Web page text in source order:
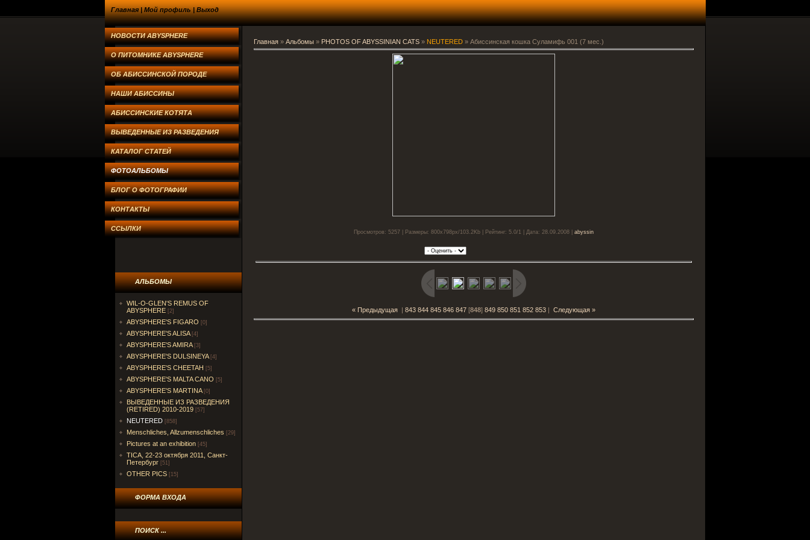
Главная|Мой профиль|Выход
НОВОСТИ ABYSPHERE
О ПИТОМНИКЕ ABYSPHERE
ОБ АБИССИНСКОЙ ПОРОДЕ
НАШИ АБИССИНЫ
АБИССИНСКИЕ КОТЯТА
ВЫВЕДЕННЫЕ ИЗ РАЗВЕДЕНИЯ
КАТАЛОГ СТАТЕЙ
ФОТОАЛЬБОМЫ
БЛОГ О ФОТОГРАФИИ
КОНТАКТЫ
ССЫЛКИ
АЛЬБОМЫ
WIL-O-GLEN'S REMUS OF
ABYSPHERE [2]
ABYSPHERE'S FIGARO [0]
ABYSPHERE'S ALISA [4]
ABYSPHERE'S AMIRA [3]
ABYSPHERE'S DULSINEYA [4]
ABYSPHERE'S CHEETAH [5]
ABYSPHERE'S MALTA CANO [5]
ABYSPHERE'S MARTINA [0]
ВЫВЕДЕННЫЕ ИЗ РАЗВЕДЕНИЯ
(RETIRED) 2010-2019 [57]
NEUTERED [858]
Menschliches, Allzumenschliches [29]
Pictures at an exhibition [45]
TICA, 22-23 октября 2011, Санкт-
Петербург [51]
OTHER PICS [15]
ФОРМА ВХОДА
ПОИСК ...
Главная» Альбомы» PHOTOS OF ABYSSINIAN CATS» NEUTERED» Абиссинская кошка Суламифь 001 (7 мес.)
Просмотров: 5257 | Размеры: 800x798px/103.2Kb | Рейтинг: 5.0/1 | Дата: 28.09.2008 | abyssin
« Предыдущая| 843 844 845 846 847[848] 849 850 851 852 853| Следующая »